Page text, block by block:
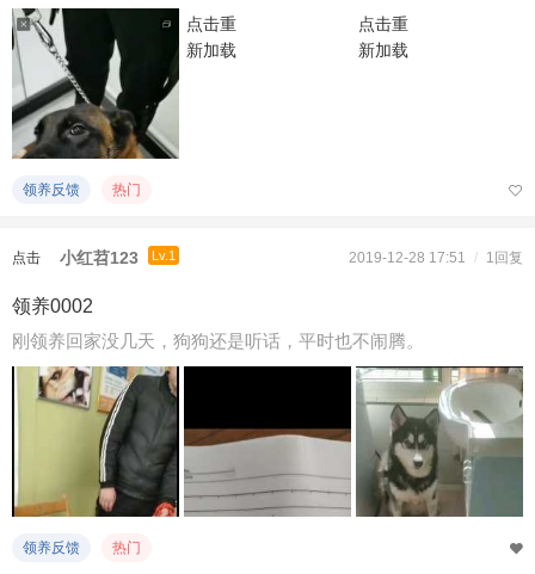
点击重
新加载
点击重
新加载
领养反馈 热门
点击
重新
加载
小红苕123 Lv.1 2019-12-28 17:51 / 1回复
领养0002
刚领养回家没几天，狗狗还是听话，平时也不闹腾。
领养反馈 热门